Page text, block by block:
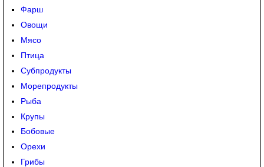
Фарш
Овощи
Мясо
Птица
Субпродукты
Морепродукты
Рыба
Крупы
Бобовые
Орехи
Грибы